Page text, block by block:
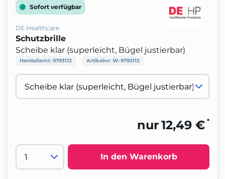
Sofort verfügbar
DE Healthcare
Schutzbrille
Scheibe klar (superleicht, Bügel justierbar)
Herstellernr: 9793112 Artikelnr: W-9793112
nur12,49 € *
In den Warenkorb